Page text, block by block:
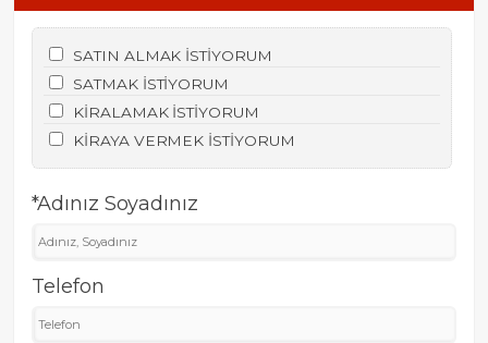
SATIN ALMAK İSTİYORUM
SATMAK İSTİYORUM
KİRALAMAK İSTİYORUM
KİRAYA VERMEK İSTİYORUM
*Adınız Soyadınız
Telefon